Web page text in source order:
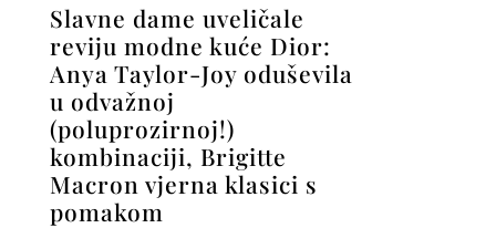
Slavne dame uveličale
reviju modne kuće Dior:
Anya Taylor-Joy oduševila
u odvažnoj
(poluprozirnoj!)
kombinaciji, Brigitte
Macron vjerna klasici s
pomakom